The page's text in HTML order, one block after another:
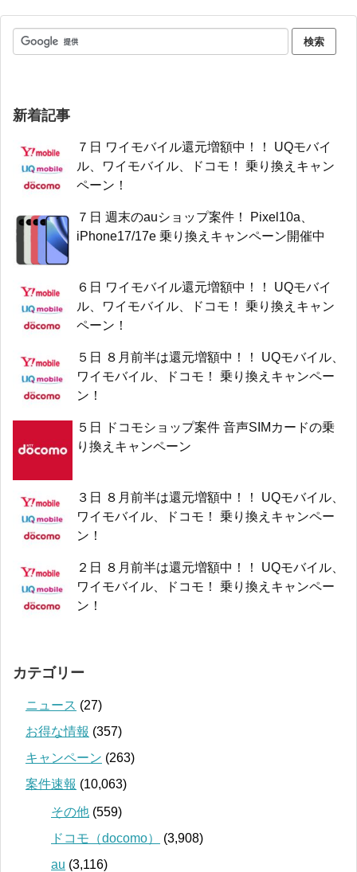
新着記事
７日 ワイモバイル還元増額中！！ UQモバイ
ル、ワイモバイル、ドコモ！ 乗り換えキャン
ペーン！
７日 週末のauショップ案件！ Pixel10a、
iPhone17/17e 乗り換えキャンペーン開催中
６日 ワイモバイル還元増額中！！ UQモバイ
ル、ワイモバイル、ドコモ！ 乗り換えキャン
ペーン！
５日 ８月前半は還元増額中！！ UQモバイル、
ワイモバイル、ドコモ！ 乗り換えキャンペー
ン！
５日 ドコモショップ案件 音声SIMカードの乗
り換えキャンペーン
３日 ８月前半は還元増額中！！ UQモバイル、
ワイモバイル、ドコモ！ 乗り換えキャンペー
ン！
２日 ８月前半は還元増額中！！ UQモバイル、
ワイモバイル、ドコモ！ 乗り換えキャンペー
ン！
カテゴリー
ニュース (27)
お得な情報 (357)
キャンペーン (263)
案件速報 (10,063)
その他 (559)
ドコモ（docomo）
(3,908)
au (3,116)